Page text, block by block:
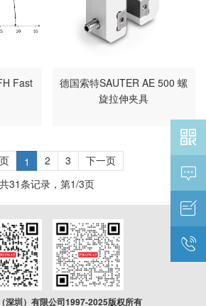
Fast
德国索特SAUTER AE 500 螺
旋拉伸夹具
1 2 3
下一页
共31条记录，第1/3页
深圳）有限公司1997-2025版权所有



